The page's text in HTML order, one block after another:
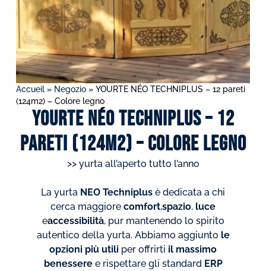
Accueil» Negozio» YOURTE NÉO TECHNIPLUS – 12 pareti
(124m2) – Colore legno
YOURTE NÉO TECHNIPLUS – 12
pareti (124m2) – Colore legno
>> yurta all’aperto tutto l’anno
La yurta NEO Techniplus è dedicata a chi
cerca maggiore comfort,spazio, luce
eaccessibilità, pur mantenendo lo spirito
autentico della yurta. Abbiamo aggiunto le
opzioni più utili per offrirti il massimo
benesseree rispettare gli standard ERP